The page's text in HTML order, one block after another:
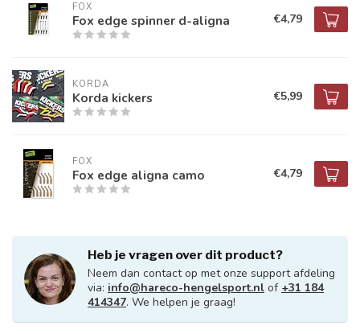
FOX
Fox edge spinner d-aligna €4,79
KORDA
Korda kickers €5,99
FOX
Fox edge aligna camo €4,79
Heb je vragen over dit product?
Neem dan contact op met onze support afdeling
via: info@hareco-hengelsport.nl of +31 184
414347. We helpen je graag!